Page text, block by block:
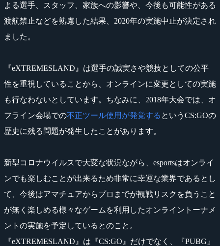
よる選手、スタッフ、家族への影響や、今後も可能性がある
渡航禁止などを熟慮した結果、2020年の実施中止が決定され
ました。
『eXTREMESLAND』は選手の誠実さや競技としての公平
性を重視していることから、オンラインに変更としての実施
も行なわないとしています。ちなみに、2018年大会では、オ
フライン会場での不正ツール使用が発覚する というCS:GOの
歴史に残る問題が発生したことがあります。
新型コロナウイルスで大変な状況ながら、esportsはオンライ
ンでも楽しむことが出来るため非常に幸運な業界であるとし
て、今後はアマチュアからプロまでが観戦リスクを負うこと
が無く楽しめる様々なゲームを利用したオンライントーナメ
ントの実施を予定しているとのこと。
『eXTREMESLAND』は『CS:GO』だけでなく、『PUBG』